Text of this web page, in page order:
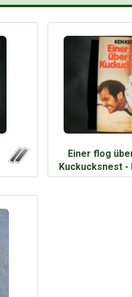
Einer flog
Kuckucksnest -